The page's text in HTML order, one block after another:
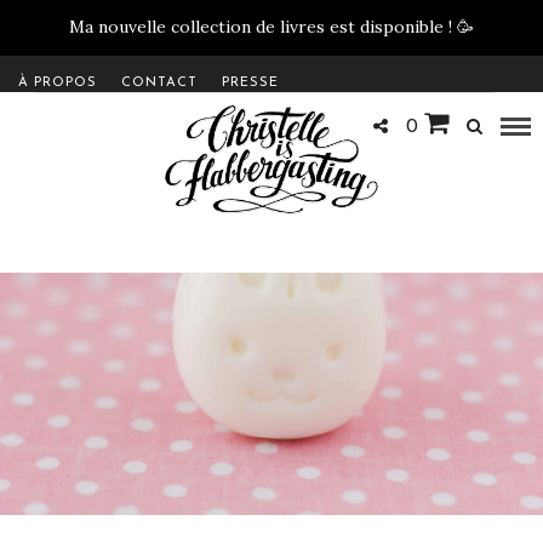
Ma nouvelle collection de livres est disponible ! 🥳
À PROPOS CONTACT PRESSE
0